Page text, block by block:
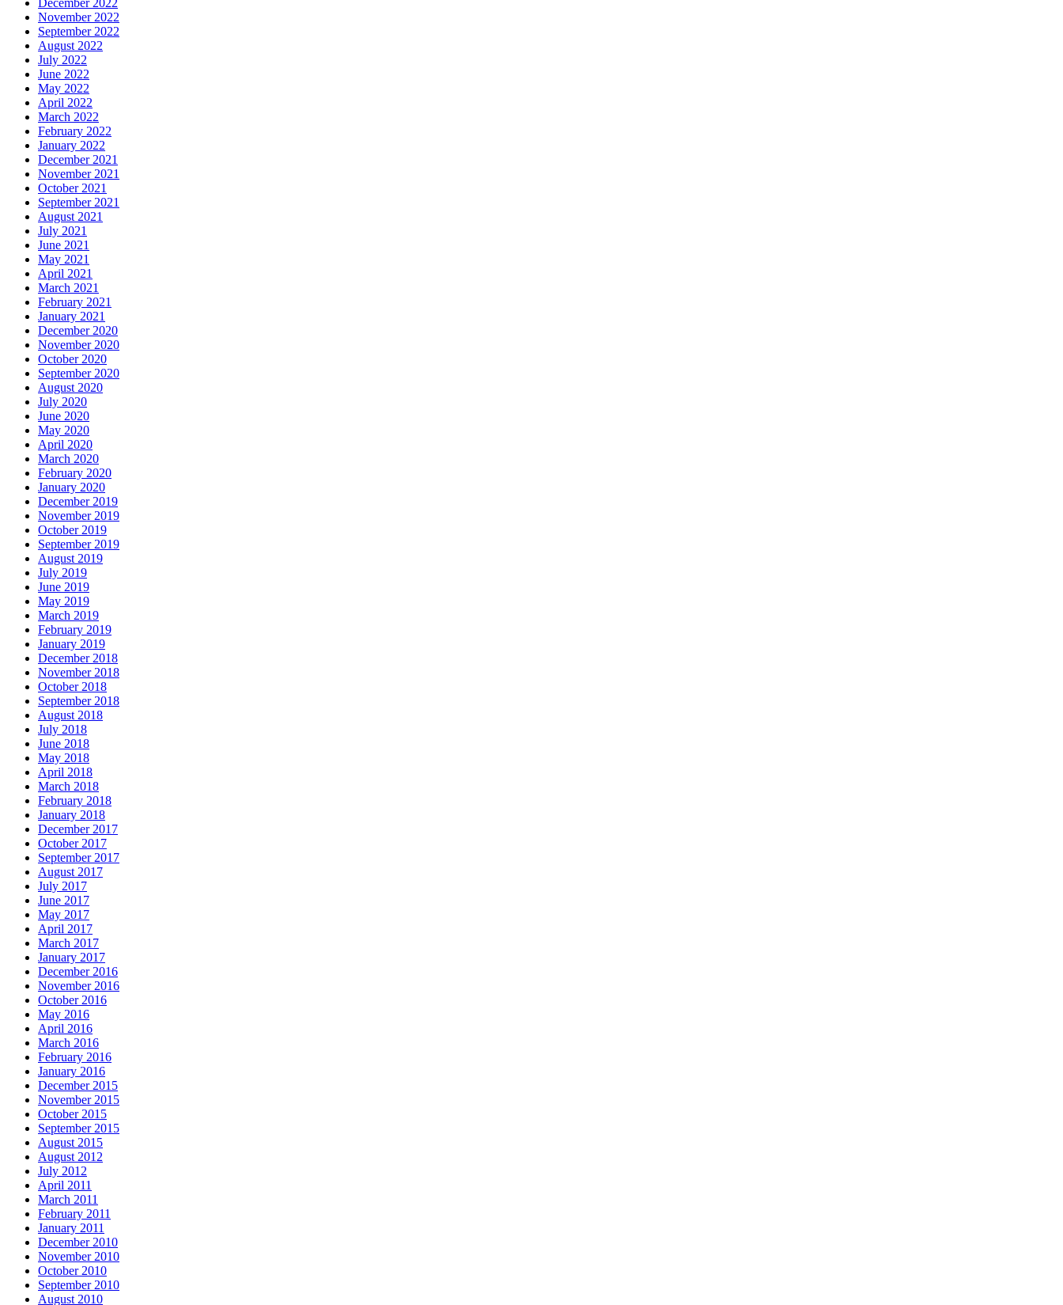
December 2022
November 2022
September 2022
August 2022
July 2022
June 2022
May 2022
April 2022
March 2022
February 2022
January 2022
December 2021
November 2021
October 2021
September 2021
August 2021
July 2021
June 2021
May 2021
April 2021
March 2021
February 2021
January 2021
December 2020
November 2020
October 2020
September 2020
August 2020
July 2020
June 2020
May 2020
April 2020
March 2020
February 2020
January 2020
December 2019
November 2019
October 2019
September 2019
August 2019
July 2019
June 2019
May 2019
March 2019
February 2019
January 2019
December 2018
November 2018
October 2018
September 2018
August 2018
July 2018
June 2018
May 2018
April 2018
March 2018
February 2018
January 2018
December 2017
October 2017
September 2017
August 2017
July 2017
June 2017
May 2017
April 2017
March 2017
January 2017
December 2016
November 2016
October 2016
May 2016
April 2016
March 2016
February 2016
January 2016
December 2015
November 2015
October 2015
September 2015
August 2015
August 2012
July 2012
April 2011
March 2011
February 2011
January 2011
December 2010
November 2010
October 2010
September 2010
August 2010